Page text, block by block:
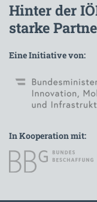
Hinter der
starke
Eine Initiative von:
In Kooperation mit: